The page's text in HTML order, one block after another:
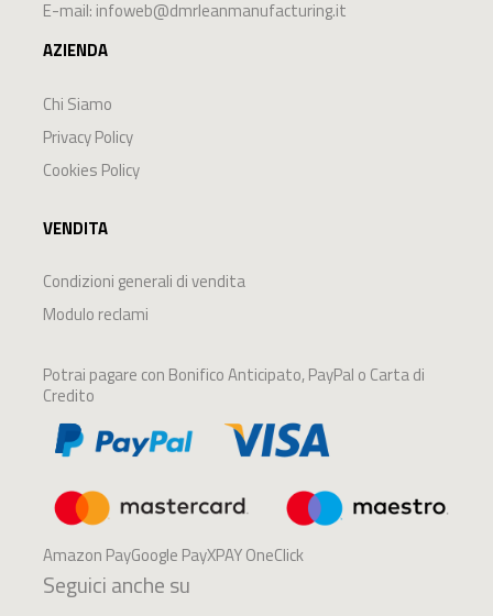
E-mail: infoweb@dmrleanmanufacturing.it
AZIENDA
Chi Siamo
Privacy Policy
Cookies Policy
VENDITA
Condizioni generali di vendita
Modulo reclami
Potrai pagare con Bonifico Anticipato, PayPal o Carta di
Credito
Amazon PayGoogle PayXPAY OneClick
Seguici anche su